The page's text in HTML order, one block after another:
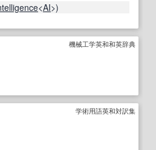
<AI>)
機械工学英和和英辞典
学術用語英和対訳集